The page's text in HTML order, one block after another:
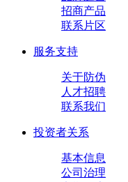
招商产品
联系片区
服务支持
关于防伪
人才招聘
联系我们
投资者关系
基本信息
公司治理